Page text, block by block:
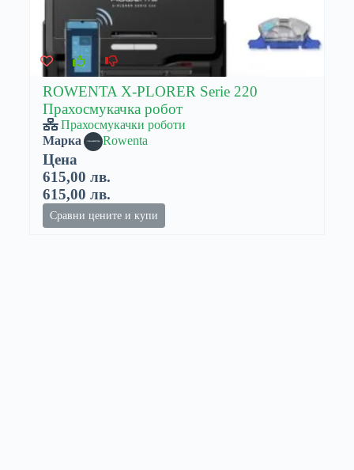
ROWENTA X-PLORER Serie 220
Прахосмукачка робот
Прахосмукачки роботи
Марка
Rowenta
Цена
615,00 лв.
615,00 лв.
Сравни цените и купи